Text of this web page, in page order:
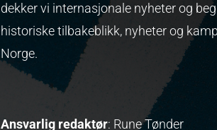
dekker vi internasjonale nyheter og
historiske tilbakeblikk, nyheter og
Norge.
Ansvarlig redaktør: Rune Tønder